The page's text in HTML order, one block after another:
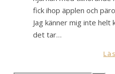
fick ihop äpplen och
Jag känner mig inte
det tar…